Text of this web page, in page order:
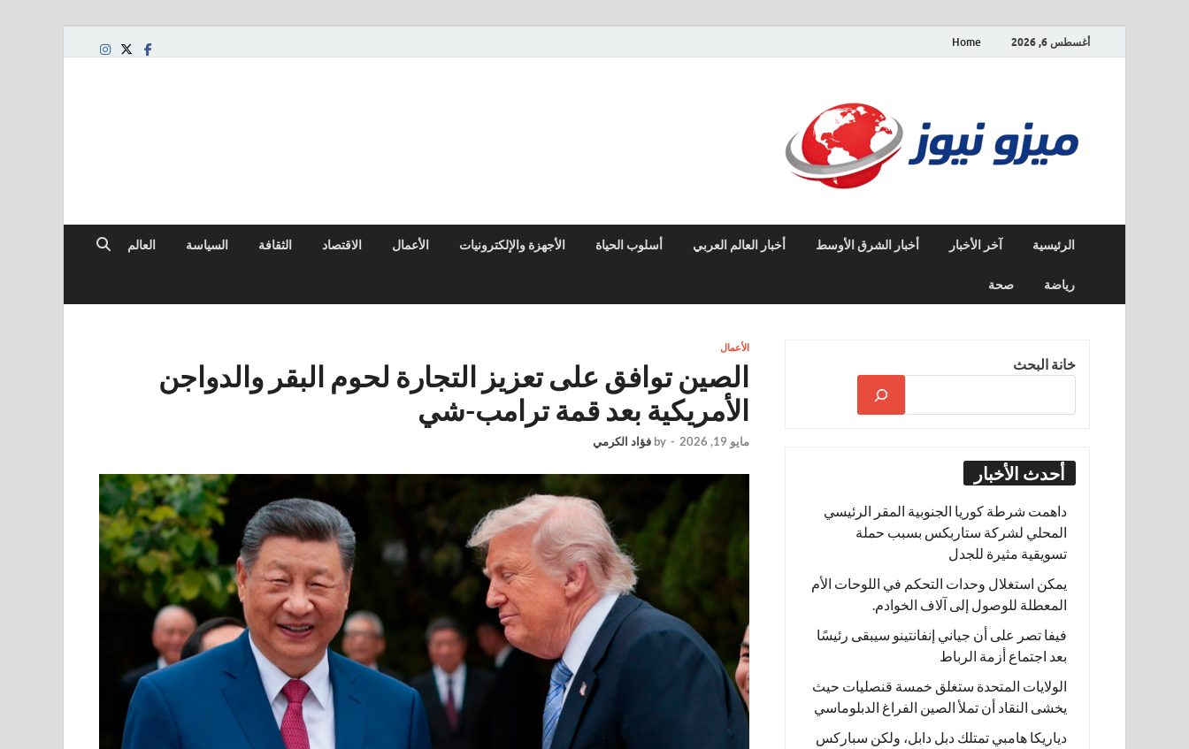
أغسطس 6, 2026 Home
الرئيسية آخر الأخبار أخبار الشرق الأوسط أخبار العالم العربي أسلوب الحياة الأجهزة والإلكترونيات الأعمال الاقتصاد الثقافة السياسة العالم
رياضة صحة
الأعمال
الصين توافق على تعزيز التجارة لحوم البقر والدواجن
الأمريكية بعد قمة ترامب-شي
مايو 19, 2026 -
by فؤاد الكرمي
خانة البحث
أحدث الأخبار
داهمت شرطة كوريا الجنوبية المقر الرئيسي
المحلي لشركة ستاربكس بسبب حملة
تسويقية مثيرة للجدل
يمكن استغلال وحدات التحكم في اللوحات الأم
المعطلة للوصول إلى آلاف الخوادم.
فيفا تصر على أن جياني إنفانتينو سيبقى رئيسًا
بعد اجتماع أزمة الرباط
الولايات المتحدة ستغلق خمسة قنصليات حيث
يخشى النقاد أن تملأ الصين الفراغ الدبلوماسي
دياريكا هامبي تمتلك دبل دابل، ولكن سباركس